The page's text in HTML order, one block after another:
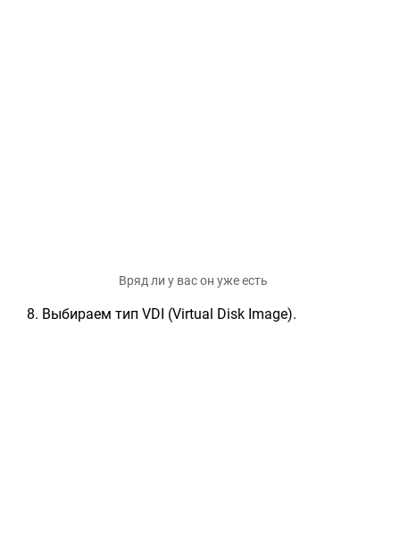
Вряд ли у вас он уже есть
Выбираем тип VDI (Virtual Disk Image).